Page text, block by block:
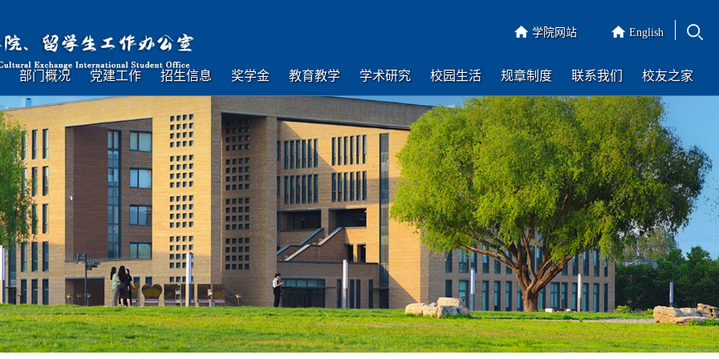
学院网站 English
部门概况 党建工作 招生信息 奖学金 教育教学 学术研究 校园生活 规章制度 联系我们 校友之家